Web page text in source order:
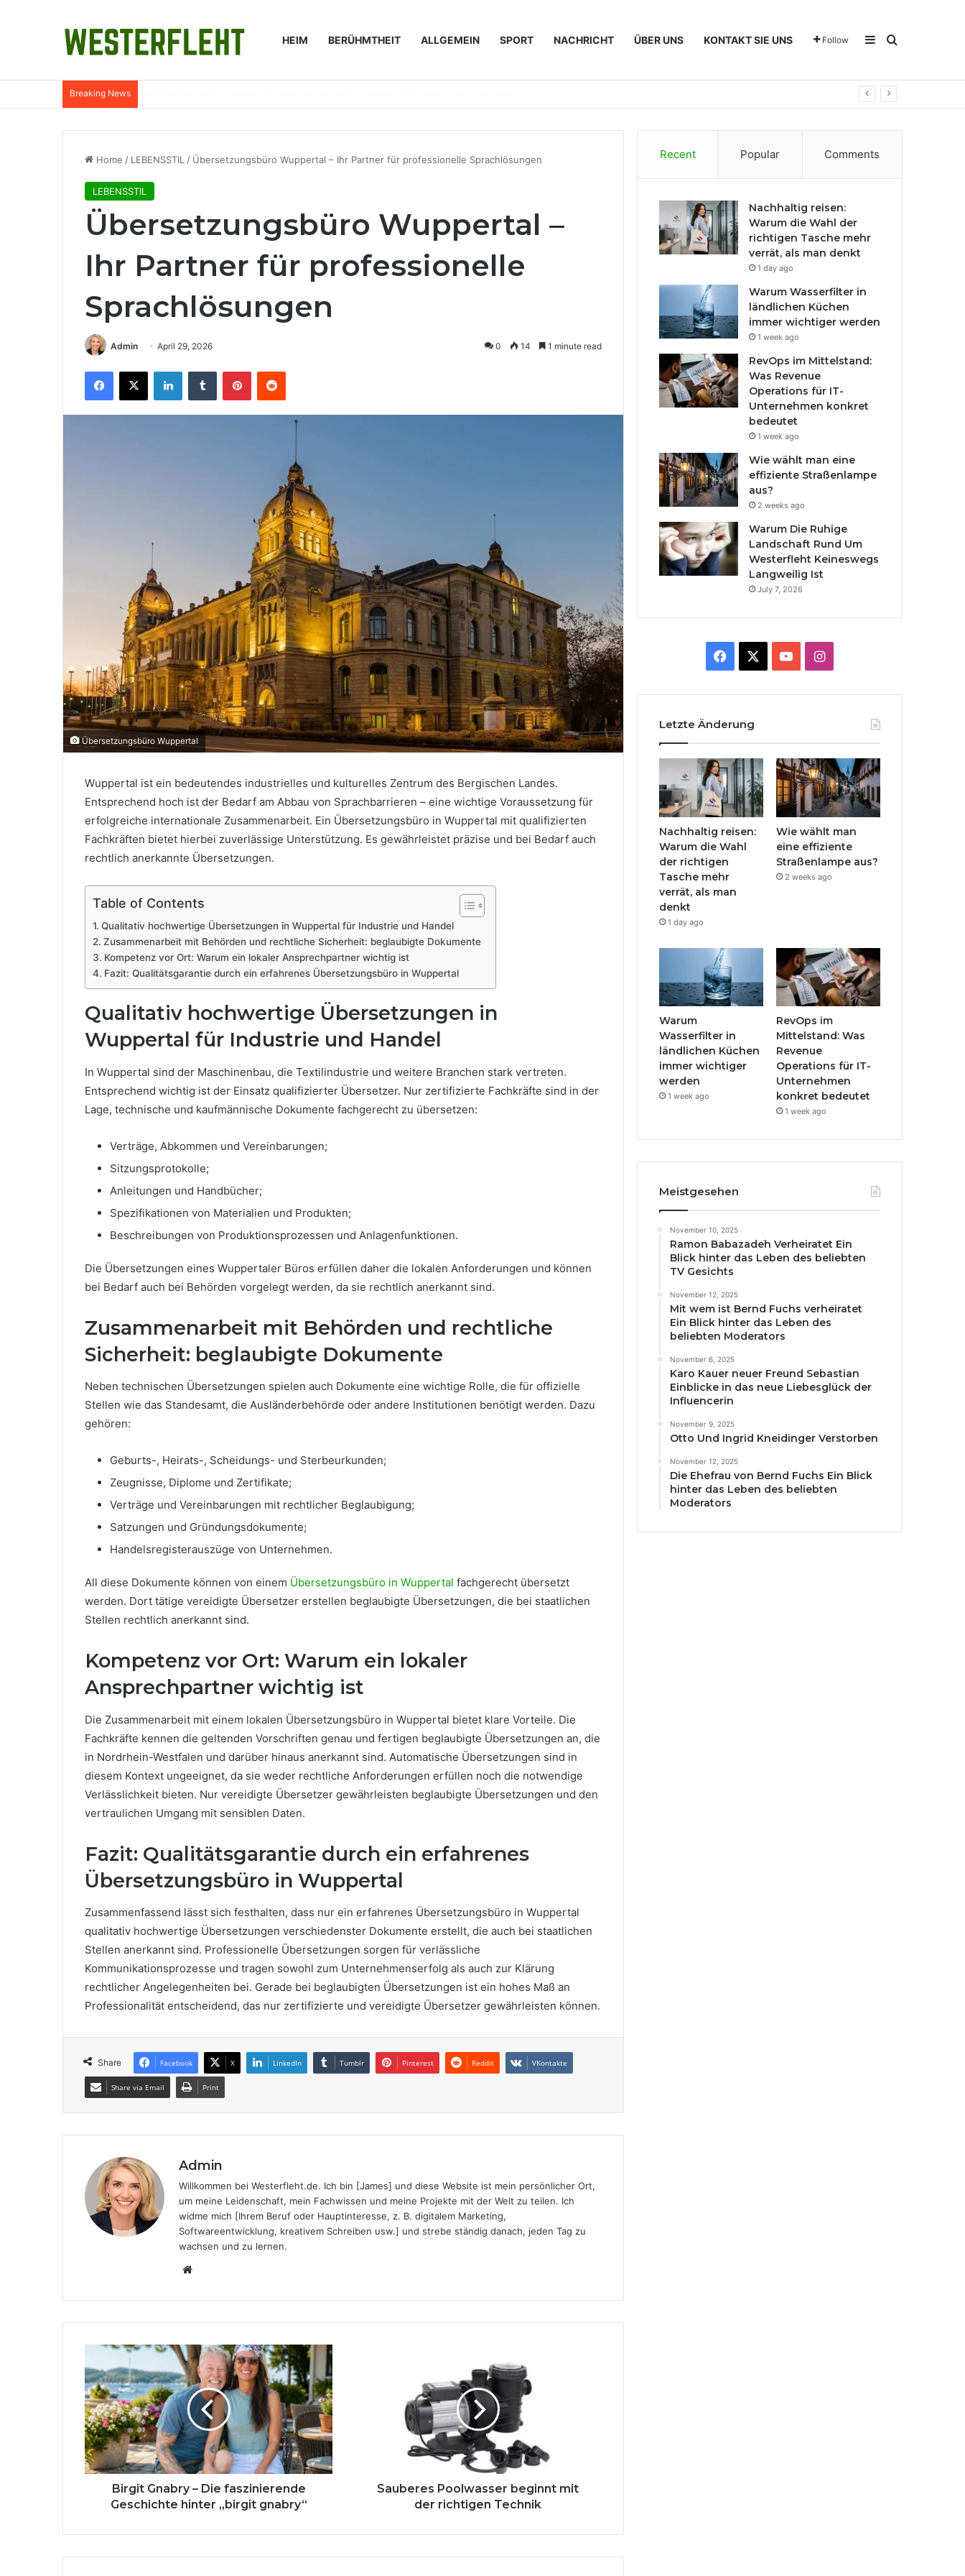
HEIM BERÜHMTHEIT ALLGEMEIN SPORT NACHRICHT ÜBER UNS KONTAKT SIE UNS Follow SidebarSearch for
Breaking News
Home / LEBENSSTIL / Übersetzungsbüro Wuppertal – Ihr Partner für professionelle Sprachlösungen
LEBENSSTIL
Übersetzungsbüro Wuppertal –
Ihr Partner für professionelle
Sprachlösungen
Admin April 29, 2026 0 14 1 minute read
Facebook
X LinkedInTumblr PinterestReddit
Übersetzungsbüro Wuppertal
Wuppertal ist ein bedeutendes industrielles und kulturelles Zentrum des Bergischen Landes.
Entsprechend hoch ist der Bedarf am Abbau von Sprachbarrieren – eine wichtige Voraussetzung für
erfolgreiche internationale Zusammenarbeit. Ein Übersetzungsbüro in Wuppertal mit qualifizierten
Fachkräften bietet hierbei zuverlässige Unterstützung. Es gewährleistet präzise und bei Bedarf auch
rechtlich anerkannte Übersetzungen.
Table of Contents
Qualitativ hochwertige Übersetzungen in Wuppertal für Industrie und Handel
Zusammenarbeit mit Behörden und rechtliche Sicherheit: beglaubigte Dokumente
Kompetenz vor Ort: Warum ein lokaler Ansprechpartner wichtig ist
Fazit: Qualitätsgarantie durch ein erfahrenes Übersetzungsbüro in Wuppertal
Qualitativ hochwertige Übersetzungen in
Wuppertal für Industrie und Handel
In Wuppertal sind der Maschinenbau, die Textilindustrie und weitere Branchen stark vertreten.
Entsprechend wichtig ist der Einsatz qualifizierter Übersetzer. Nur zertifizierte Fachkräfte sind in der
Lage, technische und kaufmännische Dokumente fachgerecht zu übersetzen:
Verträge, Abkommen und Vereinbarungen;
Sitzungsprotokolle;
Anleitungen und Handbücher;
Spezifikationen von Materialien und Produkten;
Beschreibungen von Produktionsprozessen und Anlagenfunktionen.
Die Übersetzungen eines Wuppertaler Büros erfüllen daher die lokalen Anforderungen und können
bei Bedarf auch bei Behörden vorgelegt werden, da sie rechtlich anerkannt sind.
Zusammenarbeit mit Behörden und rechtliche
Sicherheit: beglaubigte Dokumente
Neben technischen Übersetzungen spielen auch Dokumente eine wichtige Rolle, die für offizielle
Stellen wie das Standesamt, die Ausländerbehörde oder andere Institutionen benötigt werden. Dazu
gehören:
Geburts-, Heirats-, Scheidungs- und Sterbeurkunden;
Zeugnisse, Diplome und Zertifikate;
Verträge und Vereinbarungen mit rechtlicher Beglaubigung;
Satzungen und Gründungsdokumente;
Handelsregisterauszüge von Unternehmen.
All diese Dokumente können von einem Übersetzungsbüro in Wuppertal fachgerecht übersetzt
werden. Dort tätige vereidigte Übersetzer erstellen beglaubigte Übersetzungen, die bei staatlichen
Stellen rechtlich anerkannt sind.
Kompetenz vor Ort: Warum ein lokaler
Ansprechpartner wichtig ist
Die Zusammenarbeit mit einem lokalen Übersetzungsbüro in Wuppertal bietet klare Vorteile. Die
Fachkräfte kennen die geltenden Vorschriften genau und fertigen beglaubigte Übersetzungen an, die
in Nordrhein-Westfalen und darüber hinaus anerkannt sind. Automatische Übersetzungen sind in
diesem Kontext ungeeignet, da sie weder rechtliche Anforderungen erfüllen noch die notwendige
Verlässlichkeit bieten. Nur vereidigte Übersetzer gewährleisten beglaubigte Übersetzungen und den
vertraulichen Umgang mit sensiblen Daten.
Fazit: Qualitätsgarantie durch ein erfahrenes
Übersetzungsbüro in Wuppertal
Zusammenfassend lässt sich festhalten, dass nur ein erfahrenes Übersetzungsbüro in Wuppertal
qualitativ hochwertige Übersetzungen verschiedenster Dokumente erstellt, die auch bei staatlichen
Stellen anerkannt sind. Professionelle Übersetzungen sorgen für verlässliche
Kommunikationsprozesse und tragen sowohl zum Unternehmenserfolg als auch zur Klärung
rechtlicher Angelegenheiten bei. Gerade bei beglaubigten Übersetzungen ist ein hohes Maß an
Professionalität entscheidend, das nur zertifizierte und vereidigte Übersetzer gewährleisten können.
Share Facebook X LinkedIn Tumblr Pinterest Reddit VKontakte
Share via Email Print
Admin
Willkommen bei Westerfleht.de. Ich bin [James] und diese Website ist mein persönlicher Ort,
um meine Leidenschaft, mein Fachwissen und meine Projekte mit der Welt zu teilen. Ich
widme mich [Ihrem Beruf oder Hauptinteresse, z. B. digitalem Marketing,
Softwareentwicklung, kreativem Schreiben usw.] und strebe ständig danach, jeden Tag zu
wachsen und zu lernen.
Birgit
Gnabry
–
Die
faszinierende
Geschichte
hinter
„birgit
gnabry“
Birgit Gnabry – Die faszinierende
Geschichte hinter „birgit gnabry“
Sauberes Poolwasser beginnt mit
der richtigen Technik
Recent Popular Comments
Nachhaltig reisen:
Warum die Wahl der
richtigen Tasche mehr
verrät, als man denkt
1 day ago
Warum Wasserfilter in
ländlichen Küchen
immer wichtiger werden
1 week ago
RevOps im Mittelstand:
Was Revenue
Operations für IT-
Unternehmen konkret
bedeutet
1 week ago
Wie wählt man eine
effiziente Straßenlampe
aus?
2 weeks ago
Warum Die Ruhige
Landschaft Rund Um
Westerfleht Keineswegs
Langweilig Ist
July 7, 2026
Facebook YouTubeInstagram
Letzte Änderung
Nachhaltig reisen:
Warum die Wahl
der richtigen
Tasche mehr
verrät, als man
denkt
1 day ago
Wie wählt man
eine effiziente
Straßenlampe aus?
2 weeks ago
Warum
Wasserfilter in
ländlichen Küchen
immer wichtiger
werden
1 week ago
RevOps im
Mittelstand: Was
Revenue
Operations für IT-
Unternehmen
konkret bedeutet
1 week ago
Meistgesehen
November 10, 2025
Ramon Babazadeh Verheiratet Ein
Blick hinter das Leben des beliebten
TV Gesichts
November 12, 2025
Mit wem ist Bernd Fuchs verheiratet
Ein Blick hinter das Leben des
beliebten Moderators
November 6, 2025
Karo Kauer neuer Freund Sebastian
Einblicke in das neue Liebesglück der
Influencerin
November 9, 2025
Otto Und Ingrid Kneidinger Verstorben
November 12, 2025
Die Ehefrau von Bernd Fuchs Ein Blick
hinter das Leben des beliebten
Moderators